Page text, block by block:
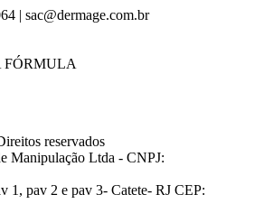
| sac@dermage.com.br
FÓRMULA
reservados
Manipulação Ltda - CNPJ:
1, pav 2 e pav 3- Catete- RJ CEP: